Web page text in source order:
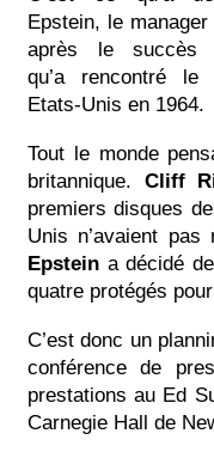
Epstein, le manager
après le succès
qu’a rencontré le
Etats-Unis en 1964.
Tout le monde
britannique. Cliff
premiers disques
Unis n’avaient
Epstein a décidé
quatre protégés
C’est donc un
conférence de
prestations au Ed
Carnegie Hall de